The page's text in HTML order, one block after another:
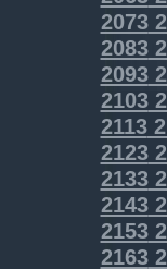
2073
2083
2093
2103
2113
2123
2133
2143
2153
2163